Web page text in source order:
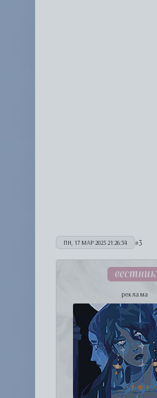
3
ПН, 17 МАР 2025 21:26:34
вестник
реклама